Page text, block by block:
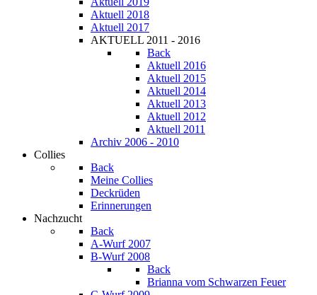
Aktuell 2018
Aktuell 2017
AKTUELL 2011 - 2016
Back
Aktuell 2016
Aktuell 2015
Aktuell 2014
Aktuell 2013
Aktuell 2012
Aktuell 2011
Archiv 2006 - 2010
Collies
Back
Meine Collies
Deckrüden
Erinnerungen
Nachzucht
Back
A-Wurf 2007
B-Wurf 2008
Back
Brianna vom Schwarzen Feuer